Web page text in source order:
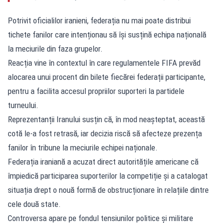
Potrivit oficialilor iranieni, federația nu mai poate distribui
tichete fanilor care intenționau să își susțină echipa națională
la meciurile din faza grupelor.
Reacția vine în contextul în care regulamentele FIFA prevăd
alocarea unui procent din bilete fiecărei federații participante,
pentru a facilita accesul propriilor suporteri la partidele
turneului.
Reprezentanții Iranului susțin că, în mod neașteptat, această
cotă le-a fost retrasă, iar decizia riscă să afecteze prezența
fanilor în tribune la meciurile echipei naționale.
Federația iraniană a acuzat direct autoritățile americane că
împiedică participarea suporterilor la competiție și a catalogat
situația drept o nouă formă de obstrucționare în relațiile dintre
cele două state.
Controversa apare pe fondul tensiunilor politice și militare